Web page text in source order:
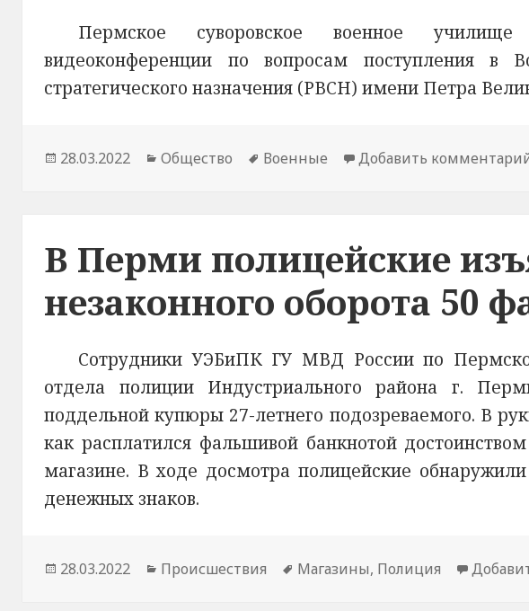
Пермское суворовское военное
видеоконференции по вопросам поступления в
стратегического назначения (РВСН) имени Петра
Опубликовано
28.03.2022 Рубрики
Общество Метки
Военные Добавить
В Перми полицейские
незаконного оборота 50
Сотрудники УЭБиПК ГУ МВД России по
отдела полиции Индустриального района г.
поддельной купюры 27-летнего подозреваемого. В
как расплатился фальшивой банкнотой
магазине. В ходе досмотра полицейские
денежных знаков.
Опубликовано
28.03.2022 Рубрики
Происшествия Метки
Магазины, Полиция